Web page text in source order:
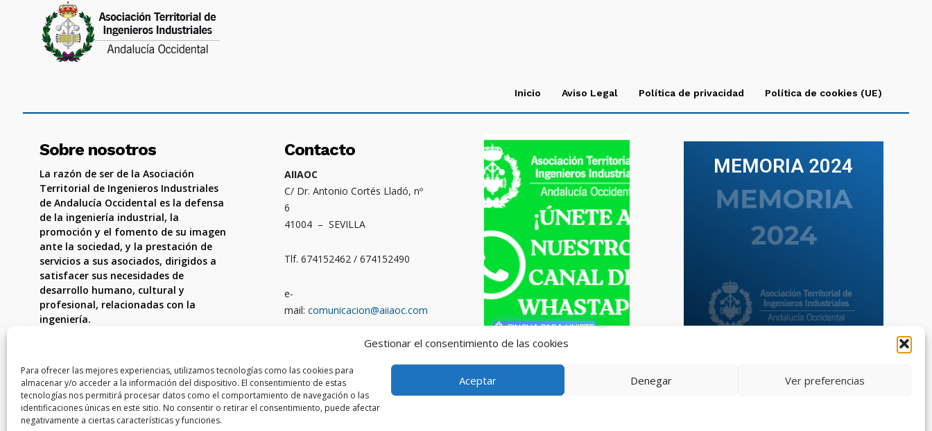
Gestionar el consentimiento de las cookies
Para ofrecer las mejores experiencias, utilizamos tecnologías como las cookies para
almacenar y/o acceder a la información del dispositivo. El consentimiento de estas
tecnologías nos permitirá procesar datos como el comportamiento de navegación o las
identificaciones únicas en este sitio. No consentir o retirar el consentimiento, puede afectar
negativamente a ciertas características y funciones.
Aceptar Denegar Ver preferencias
Inicio Aviso Legal Política de privacidad Política de cookies (UE)
Sobre nosotros
La razón de ser de la Asociación
Territorial de Ingenieros Industriales
de Andalucía Occidental es la defensa
de la ingeniería industrial, la
promoción y el fomento de su imagen
ante la sociedad, y la prestación de
servicios a sus asociados, dirigidos a
satisfacer sus necesidades de
desarrollo humano, cultural y
profesional, relacionadas con la
ingeniería.
Contacto
AIIAOC
C/ Dr. Antonio Cortés Lladó, nº
6
41004 – SEVILLA
Tlf. 674152462 / 674152490
e-
mail:comunicacion@aiiaoc.com
Ámbito territorial: Cádiz,
Córdoba, Huelva y Sevilla
PINCHA PARA UNIRTE
MEMORIA 2024